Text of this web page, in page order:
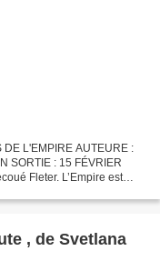
DE L'EMPIRE AUTEURE :
SORTIE : 15 FÉVRIER
Fleter. L’Empire est
, de Svetlana